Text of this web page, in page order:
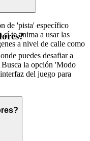
de 'pista' específico
te anima a usar las
a nivel de calle como
puedes desafiar a
la opción 'Modo
del juego para